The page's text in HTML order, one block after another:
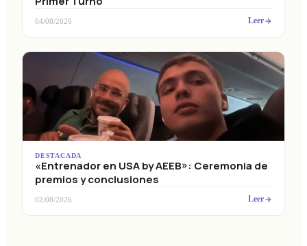
04/08/2026 Leer
DESTACADA
«Entrenador en USA by AEEB»: Ceremonia de
premios y conclusiones
02/08/2026 Leer